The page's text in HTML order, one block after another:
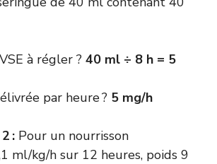
à régler ? 40 ml ÷ 8 h = 5
par heure ? 5 mg/h
: Pour un nourrisson
ml/kg/h sur 12 heures, poids 9